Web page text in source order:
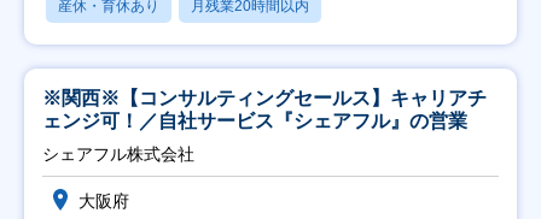
産休・育休あり 月残業20時間以内
※関西※【コンサルティングセールス】キャリアチ
ェンジ可！／自社サービス『シェアフル』の営業
シェアフル株式会社
大阪府